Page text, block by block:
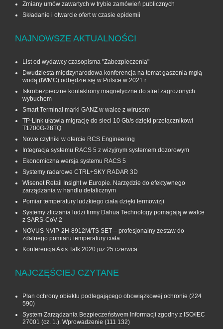
Zmiany umów zawartych w trybie zamówień publicznych
Składanie i otwarcie ofert w czasie epidemii
NAJNOWSZE AKTUALNOŚCI
List od wydawcy czasopisma "Zabezpieczenia"
Dwudziesta międzynarodowa konferencja na temat gaszenia mgłą
wodą (IWMC) odbędzie się w Polsce w 2021 r.
Iskrobezpieczne kontaktrony magnetyczne do stref zagrożonych
wybuchem
Smart Terminal marki GANZ w walce z wirusem
TP-Link ułatwia migrację do sieci 10 Gb/s dzięki przełącznikowi
T1700G‑28TQ
Nowe czytniki w ofercie RCS Engineering
Integracja systemu RACS 5 z wizyjnym systemem dozorowym
Ekonomiczna wersja systemu RACS 5
Systemy radarowe CTRL+SKY RADAR 3D
Wisenet Retail Insight w Europie. Narzędzie do efektywnego
zarządzania w handlu detalicznym
Pomiar temperatury ludzkiego ciała dzięki termowizji
Systemy zliczania ludzi firmy Dahua Technology pomagają w walce
z SARS-CoV-2
NOVUS NVIP-2H-8912M/TS SET – profesjonalny zestaw do
zdalnego pomiaru temperatury ciała
Konferencja Axis Talk 2020 już 25 czerwca
NAJCZĘŚCIEJ CZYTANE
Plan ochrony obiektu podlegającego obowiązkowej ochronie (224
590)
System Zarządzania Bezpieczeństwem Informacji zgodny z ISO/IEC
27001 (cz. 1.). Wprowadzenie (111 132)